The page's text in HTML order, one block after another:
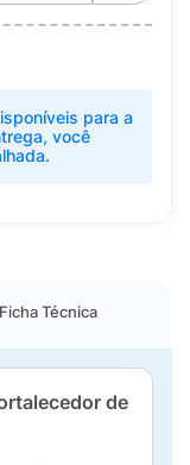
para a
você
Ficha Técnica
de